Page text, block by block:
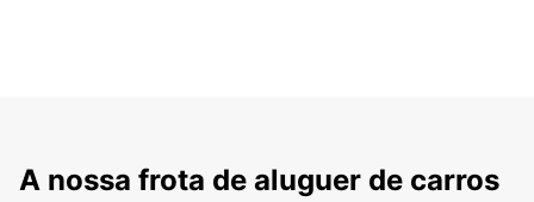
A nossa frota de aluguer de carros